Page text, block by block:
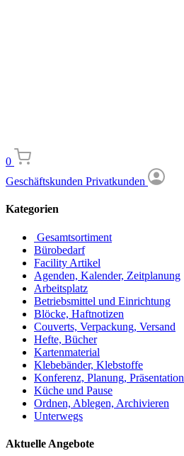
0
Geschäftskunden Privatkunden
Kategorien
Gesamtsortiment
Bürobedarf
Facility Artikel
Agenden, Kalender, Zeitplanung
Arbeitsplatz
Betriebsmittel und Einrichtung
Blöcke, Haftnotizen
Couverts, Verpackung, Versand
Hefte, Bücher
Kartenmaterial
Klebebänder, Klebstoffe
Konferenz, Planung, Präsentation
Küche und Pause
Ordnen, Ablegen, Archivieren
Unterwegs
Aktuelle Angebote